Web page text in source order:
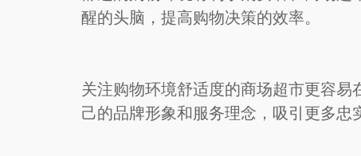
醒的头脑，提高购物决策的效率。
关注购物环境舒适度的商场超市更容
己的品牌形象和服务理念，吸引更多忠